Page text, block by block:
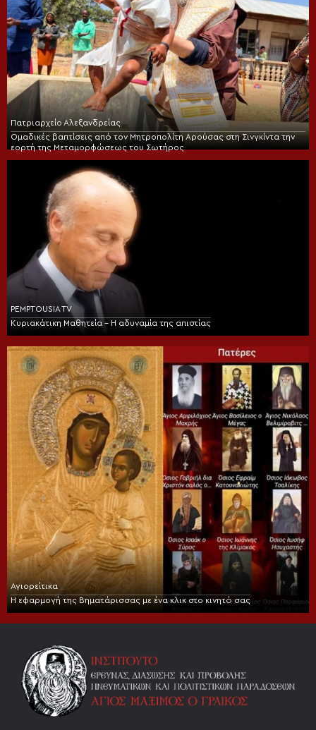
Πατριαρχείο Αλεξανδρείας
Ομαδικές βαπτίσεις από τον Μητροπολίτη Αρούσας στη Σινγκίντα την
εορτή της Μεταμορφώσεως του Σωτήρος
PEMPTOUSIA TV
Κυριακάτικη Μαθητεία – Η αδυναμία της απιστίας
Αγιορείτικα
Η εφαρμογή της Βηματάρισσας με ένα κλικ στο κινητό σας